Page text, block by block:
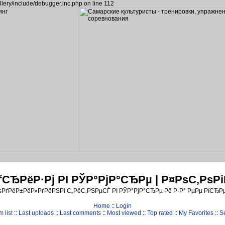
include/debugger.inc.php on line 112
РІ РЎР°РјР°СЂРµ |
С„РёС‚РЅРµСЃ РІ РЎР°РјР°СЂРµ Рё Р·Р° РµРµ
Home :: Login
list:: Last uploads :: Last comments :: Most viewed :: Top rated :: My Favorites ::